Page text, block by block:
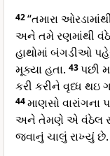
42“તમારા
અને તમે રણમાંથી
હાથોમાં બંગડીઓ
મૂક્યા હતા. 43પછી
કરી કરીને વૃધ્ધ થઇ
44માણસો
અને તેમણે એ વંઠેલ
જવાનું ચાલું રાખ્યું છે.